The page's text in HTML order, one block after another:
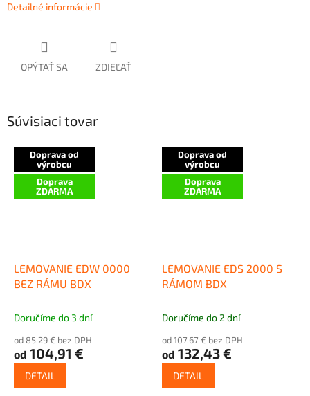
Detailné informácie
OPÝTAŤ SA ZDIEĽAŤ
Súvisiaci tovar
Doprava od
výrobcu
Doprava
ZDARMA
LEMOVANIE EDW 0000
BEZ RÁMU BDX
Doručíme do 3 dní
od 85,29 € bez DPH
od 104,91 €
DETAIL
Doprava od
výrobcu
Doprava
ZDARMA
LEMOVANIE EDS 2000 S
RÁMOM BDX
Doručíme do 2 dní
od 107,67 € bez DPH
od 132,43 €
DETAIL